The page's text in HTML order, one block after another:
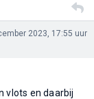
2023, 17:55 uur
vlots en daarbij